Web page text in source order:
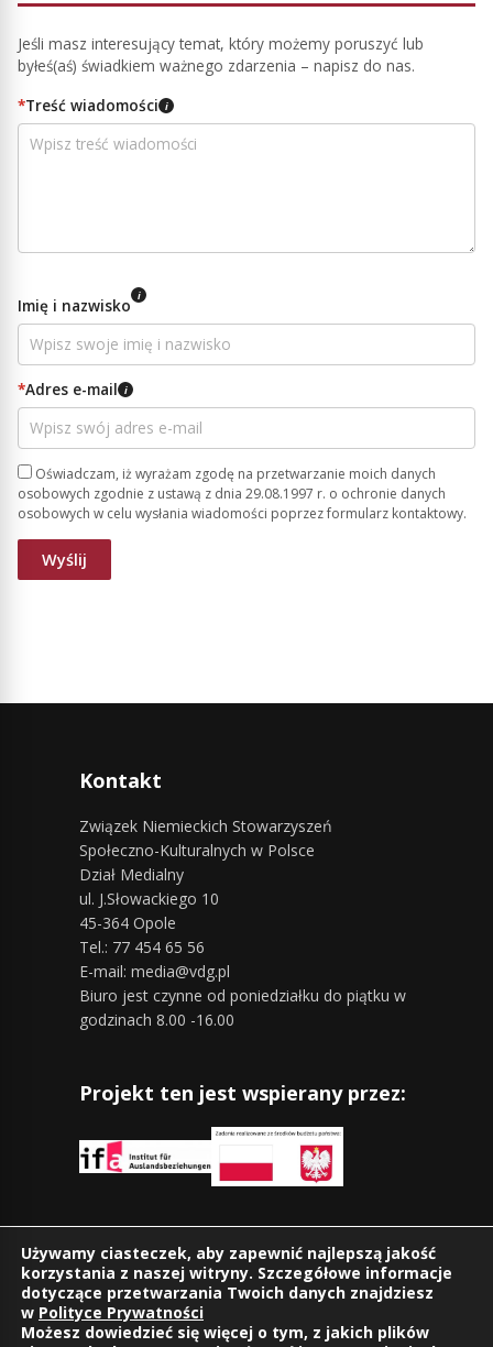
Jeśli masz interesujący temat, który możemy poruszyć lub
byłeś(aś) świadkiem ważnego zdarzenia – napisz do nas.
*Treść wiadomości i
Imię i nazwisko i
*Adres e-mail i
Oświadczam, iż wyrażam zgodę na przetwarzanie moich danych
osobowych zgodnie z ustawą z dnia 29.08.1997 r. o ochronie danych
osobowych w celu wysłania wiadomości poprzez formularz kontaktowy.
Kontakt
Związek Niemieckich Stowarzyszeń
Społeczno-Kulturalnych w Polsce
Dział Medialny
ul. J.Słowackiego 10
45-364 Opole
Tel.: 77 454 65 56
E-mail: media@vdg.pl
Biuro jest czynne od poniedziałku do piątku w
godzinach 8.00 -16.00
Projekt ten jest wspierany przez:
Znajdziesz nas również na:
Używamy ciasteczek, aby zapewnić najlepszą jakość
korzystania z naszej witryny. Szczegółowe informacje
dotyczące przetwarzania Twoich danych znajdziesz
w Polityce Prywatności
Możesz dowiedzieć się więcej o tym, z jakich plików